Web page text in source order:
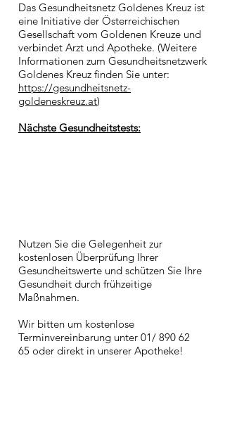
Das Gesundheitsnetz Goldenes Kreuz ist
eine Initiative der Österreichischen
Gesellschaft vom Goldenen Kreuze und
verbindet Arzt und Apotheke. (Weitere
Informationen zum Gesundheitsnetzwerk
Goldenes Kreuz finden Sie unter:
https://gesundheitsnetz-
goldeneskreuz.at)
Nächste Gesundheitstests:
Nutzen Sie die Gelegenheit zur
kostenlosen Überprüfung Ihrer
Gesundheitswerte und schützen Sie Ihre
Gesundheit durch frühzeitige
Maßnahmen.
Wir bitten um kostenlose
Terminvereinbarung unter 01/ 890 62
65 oder direkt in unserer Apotheke!